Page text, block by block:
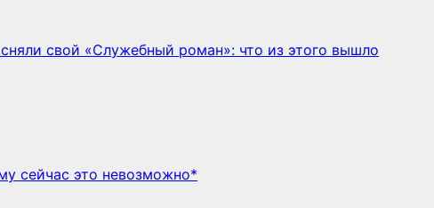
свой «Служебный роман»: что из этого вышло
сейчас это невозможно*